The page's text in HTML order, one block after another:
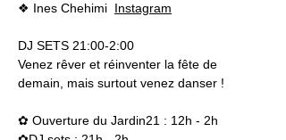
❖ Ines Chehimi Instagram
DJ SETS 21:00-2:00
Venez rêver et réinventer la fête de
demain, mais surtout venez danser !
✿ Ouverture du Jardin21 : 12h - 2h